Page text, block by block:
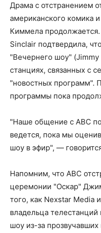
Драма с отстранением
американского комика
Киммела продолжается.
Sinclair подтвердила,
"Вечернего шоу"
станциях, связанных с
"новостных программ".
программы пока
"Наше общение с ABC
ведется, пока мы
шоу в эфир", —
Напомним, что ABC
церемонии "Оскар"
того, как Nexstar Media
владельца
шоу из-за